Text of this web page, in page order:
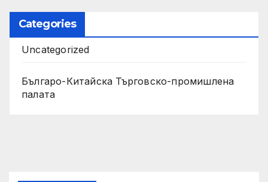
Categories
Uncategorized
Българо-Китайска Търговско-промишлена
палaта